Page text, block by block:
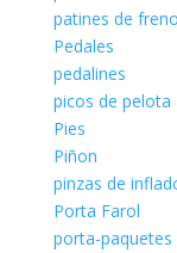
patines de freno
Pedales
pedalines
picos de pelota
Pies
Piñon
pinzas de
Porta Farol
porta-paquetes